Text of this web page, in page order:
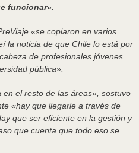
funcionar»
«se copiaron en varios
la noticia de que Chile lo está por
de profesionales jóvenes
pública».
el resto de las áreas», sostuvo
«hay que llegarle a través de
que ser eficiente en la gestión y
que cuenta que todo eso se